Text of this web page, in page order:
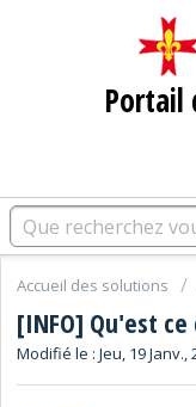
Accueil des solutions
[INFO] Qu'est ce
Modifié le : Jeu, 19 Janv.,